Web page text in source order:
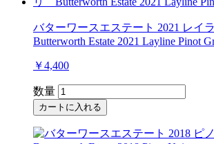
バターワースエステート 2021 レイ
Butterworth Estate 2021 Layline Pinot
￥4,400
数量
カートに入れる